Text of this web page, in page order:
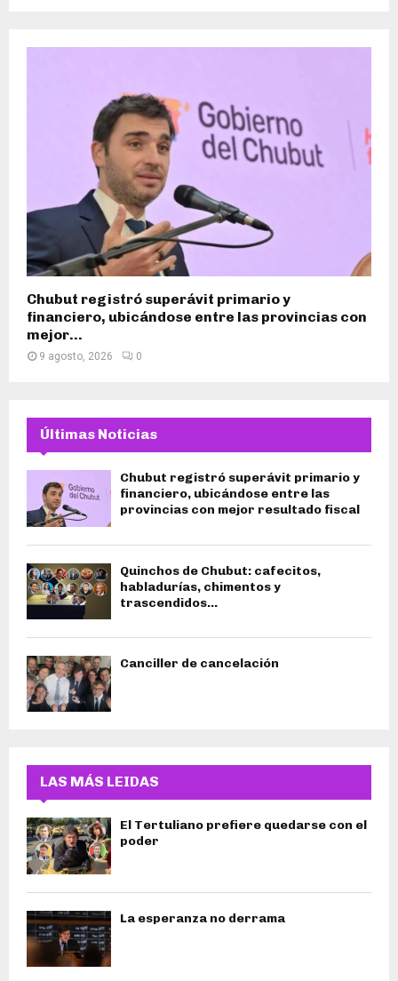
Chubut registró superávit primario y
financiero, ubicándose entre las provincias con
mejor...
9 agosto, 2026 0
Últimas Noticias
Chubut registró superávit primario y
financiero, ubicándose entre las
provincias con mejor resultado fiscal
Quinchos de Chubut: cafecitos,
habladurías, chimentos y
trascendidos…
Canciller de cancelación
LAS MÁS LEIDAS
El Tertuliano prefiere quedarse con el
poder
La esperanza no derrama